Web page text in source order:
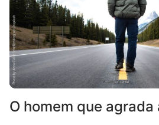
O homem que agrada